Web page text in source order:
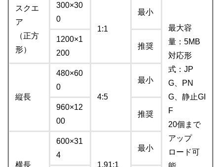
スクエ
ア
（正方
形）
300×30
0
1:1
最小
最大容
量：5MB
対応形
式：JP
G、PN
G、静止GI
F
20個まで
アップ
ロード可
1200×1
200
推奨
縦長
480×60
0
4:5
最小
960×12
00
推奨
横長
600×31
4
1.91:1
最小